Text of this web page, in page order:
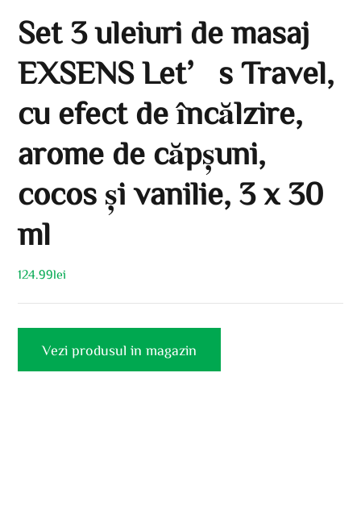
Set 3 uleiuri de masaj
EXSENS Let’s Travel,
cu efect de încălzire,
arome de căpșuni,
cocos și vanilie, 3 x 30
ml
124.99lei
Vezi produsul in magazin